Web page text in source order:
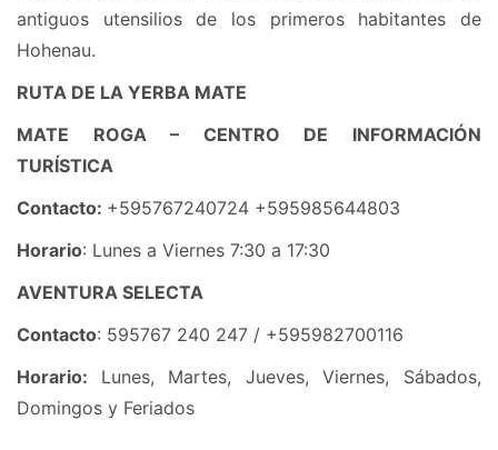
antiguos utensilios de los primeros habitantes de
Hohenau.
RUTA DE LA YERBA MATE
MATE ROGA – CENTRO DE INFORMACIÓN
TURÍSTICA
Contacto: +595767240724 +595985644803
Horario: Lunes a Viernes 7:30 a 17:30
AVENTURA SELECTA
Contacto: 595767 240 247 / +595982700116
Horario: Lunes, Martes, Jueves, Viernes, Sábados,
Domingos y Feriados